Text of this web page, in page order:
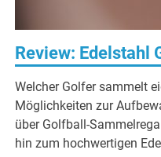
Review: Edelstahl
Welcher Golfer sammelt
Möglichkeiten zur
über Golfball-
hin zum hochwertigen